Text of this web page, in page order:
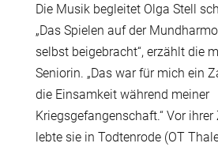
Die Musik begleitet Olga Stell
„Das Spielen auf der
selbst beigebracht“, erzählt die
Seniorin. „Das war für mich ein
die Einsamkeit während meiner
Kriegsgefangenschaft.“ Vor
lebte sie in Todtenrode (OT